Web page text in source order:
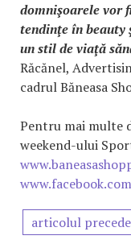
domnişoarele vor
tendinţe în beauty
un stil de viaţă
Răcănel,
cadrul Băneasa
Pentru mai multe
weekend-ului
articolul